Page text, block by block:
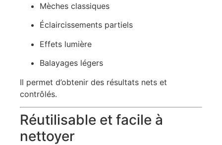
Mèches classiques
Éclaircissements partiels
Effets lumière
Balayages légers
Il permet d’obtenir des résultats nets et
contrôlés.
Réutilisable et facile à
nettoyer